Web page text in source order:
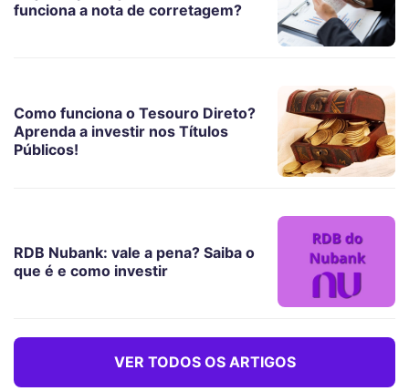
funciona a nota de corretagem?
Como funciona o Tesouro Direto?
Aprenda a investir nos Títulos
Públicos!
RDB Nubank: vale a pena? Saiba o
que é e como investir
VER TODOS OS ARTIGOS